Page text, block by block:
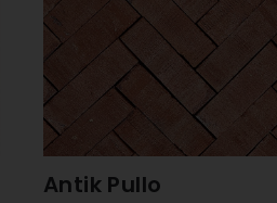
Antik Pullo